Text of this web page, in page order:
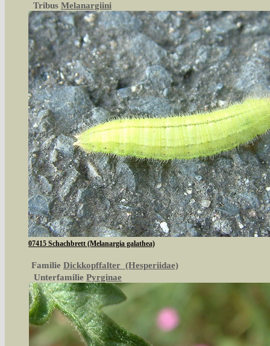
Tribus Melanargiini
07415 Schachbrett (Melanargia galathea)
Familie Dickkopffalter (Hesperiidae)
Unterfamilie Pyrginae